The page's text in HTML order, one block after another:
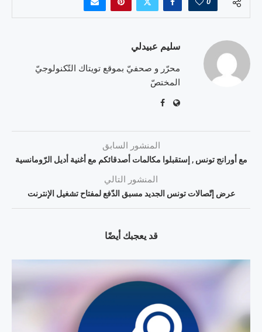
سليم عبيدلي
محرّر و صحفيّ بموقع تويتاك التّكنولوجيّ
المختصّ
المنشور السابق
مع أورانج تونس , إستقبلوا مكالمات أصدقائكم مع أغنية أديل الرّومانسية
المنشور التالي
عرض إتّصالات تونس الجديد مسبق الدّفع لمفتاح تشغيل الإنترنت
قد يعجبك أيضًا